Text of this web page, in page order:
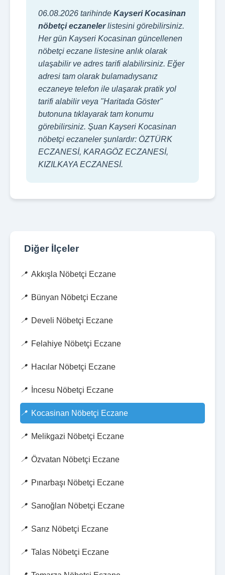
06.08.2026 tarihinde Kayseri Kocasinan
nöbetçi eczanelerlistesini görebilirsiniz.
Her gün Kayseri Kocasinan güncellenen
nöbetçi eczane listesine anlık olarak
ulaşabilir ve adres tarifi alabilirsiniz. Eğer
adresi tam olarak bulamadıysanız
eczaneye telefon ile ulaşarak pratik yol
tarifi alabilir veya "Haritada Göster"
butonuna tıklayarak tam konumu
görebilirsiniz. Şuan Kayseri Kocasinan
nöbetçi eczaneler şunlardır: ÖZTÜRK
ECZANESİ, KARAGÖZ ECZANESİ,
KIZILKAYA ECZANESİ.
Diğer İlçeler
Akkışla Nöbetçi Eczane
Bünyan Nöbetçi Eczane
Develi Nöbetçi Eczane
Felahiye Nöbetçi Eczane
Hacılar Nöbetçi Eczane
İncesu Nöbetçi Eczane
Kocasinan Nöbetçi Eczane
Melikgazi Nöbetçi Eczane
Özvatan Nöbetçi Eczane
Pınarbaşı Nöbetçi Eczane
Sarıoğlan Nöbetçi Eczane
Sarız Nöbetçi Eczane
Talas Nöbetçi Eczane